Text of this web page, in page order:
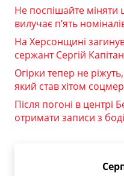
Не поспішайте міняти
вилучає п’ять
На Херсонщині
сержант Сергій
Огірки тепер не
який став хітом
Після погоні в центрі
отримати записи з